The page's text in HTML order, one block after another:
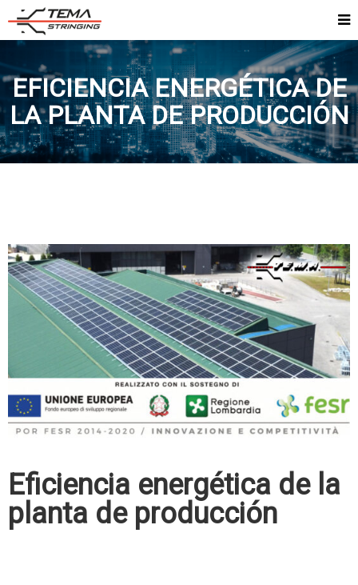
EFICIENCIA ENERGÉTICA DE
LA PLANTA DE PRODUCCIÓN
Eficiencia energética de la
planta de producción